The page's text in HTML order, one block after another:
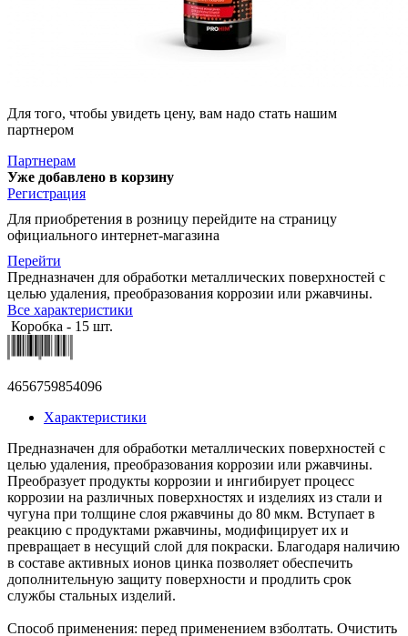
Для того, чтобы увидеть цену, вам надо стать нашим
партнером
Партнерам
Уже добавлено в корзину
Регистрация
Для приобретения в розницу перейдите на страницу
официального интернет-магазина
Перейти
Предназначен для обработки металлических поверхностей с
целью удаления, преобразования коррозии или ржавчины.
Все характеристики
Коробка - 15 шт.
4656759854096
Характеристики
Предназначен для обработки металлических поверхностей с
целью удаления, преобразования коррозии или ржавчины.
Преобразует продукты коррозии и ингибирует процесс
коррозии на различных поверхностях и изделиях из стали и
чугуна при толщине слоя ржавчины до 80 мкм. Вступает в
реакцию с продуктами ржавчины, модифицирует их и
превращает в несущий слой для покраски. Благодаря наличию
в составе активных ионов цинка позволяет обеспечить
дополнительную защиту поверхности и продлить срок
службы стальных изделий.
Способ применения: перед применением взболтать. Очистить